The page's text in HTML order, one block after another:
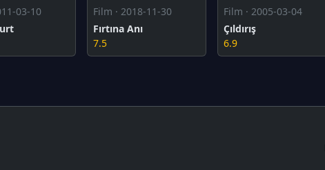
03-10
Film · 2018-11-30
Fırtına Anı
7.5
Film · 2005-03-04
Çıldırış
6.9